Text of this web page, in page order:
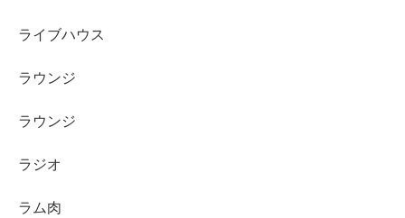
ライブハウス
ラウンジ
ラウンジ
ラジオ
ラム肉